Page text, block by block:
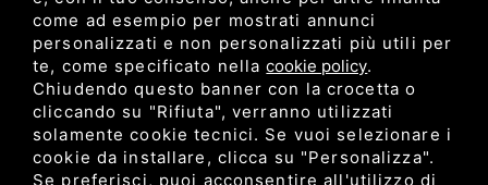
Dipartimento di Bioscienze e Tecnologie Agro Alimentari e
Ambientali
Università degli Studi di Teramo
C.F. 80052650548 •Privacy•Sitemap • Questo sito è protetto
come ad esempio per mostrati annunci
personalizzati e non personalizzati più utili per
te, come specificato nellacookie policy.
Chiudendo questo banner con la crocetta o
cliccando su "Rifiuta", verranno utilizzati
solamente cookie tecnici. Se vuoi selezionare i
cookie da installare, clicca su "Personalizza".
Se preferisci, puoi acconsentire all'utilizzo di